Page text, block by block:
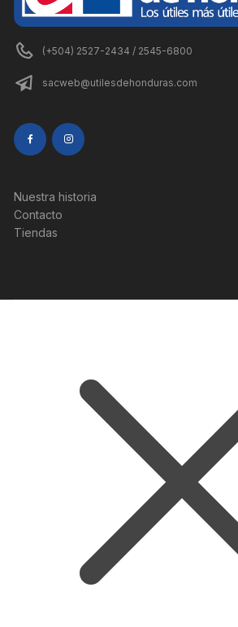
(+504) 2527-2434 / 2545-6800
sacweb@utilesdehonduras.com
Nuestra historia
Contacto
Tiendas